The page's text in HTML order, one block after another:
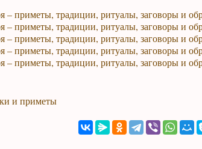
– приметы, традиции, ритуалы, заговоры и
– приметы, традиции, ритуалы, заговоры и
– приметы, традиции, ритуалы, заговоры и
– приметы, традиции, ритуалы, заговоры и
– приметы, традиции, ритуалы, заговоры и
и приметы